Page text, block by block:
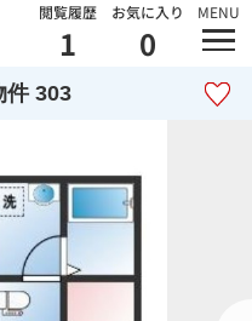
閲覧履歴
1
お気に入り
0
MENU
件 303